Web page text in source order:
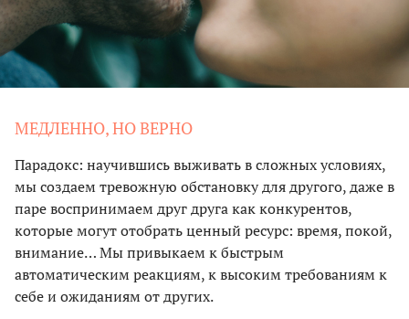
МЕДЛЕННО, НО ВЕРНО
Парадокс: научившись выживать в сложных условиях,
мы создаем тревожную обстановку для другого, даже в
паре воспринимаем друг друга как конкурентов,
которые могут отобрать ценный ресурс: время, покой,
внимание… Мы привыкаем к быстрым
автоматическим реакциям, к высоким требованиям к
себе и ожиданиям от других.